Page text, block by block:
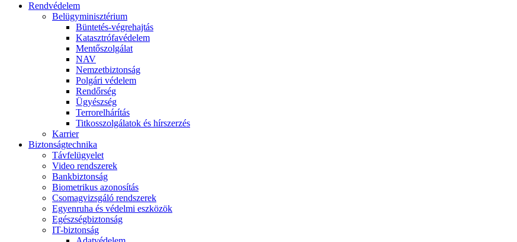
Rendvédelem
Belügyminisztérium
Büntetés-végrehajtás
Katasztrófavédelem
Mentőszolgálat
NAV
Nemzetbiztonság
Polgári védelem
Rendőrség
Ügyészség
Terrorelhárítás
Titkosszolgálatok és hírszerzés
Karrier
Biztonságtechnika
Távfelügyelet
Video rendszerek
Bankbiztonság
Biometrikus azonosítás
Csomagvizsgáló rendszerek
Egyenruha és védelmi eszközök
Egészségbiztonság
IT-biztonság